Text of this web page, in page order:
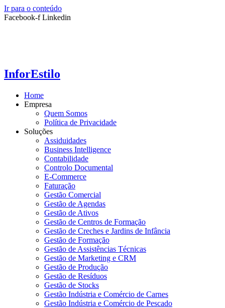
Ir para o conteúdo
Facebook-f Linkedin
InforEstilo
Home
Empresa
Quem Somos
Política de Privacidade
Soluções
Assiduidades
Business Intelligence
Contabilidade
Controlo Documental
E-Commerce
Faturação
Gestão Comercial
Gestão de Agendas
Gestão de Ativos
Gestão de Centros de Formação
Gestão de Creches e Jardins de Infância
Gestão de Formação
Gestão de Assistências Técnicas
Gestão de Marketing e CRM
Gestão de Produção
Gestão de Resíduos
Gestão de Stocks
Gestão Indústria e Comércio de Carnes
Gestão Indústria e Comércio de Pescado